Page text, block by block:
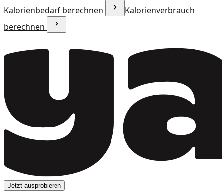
Kalorienbedarf berechnen
Kalorienverbrauch
berechnen
Jetzt ausprobieren